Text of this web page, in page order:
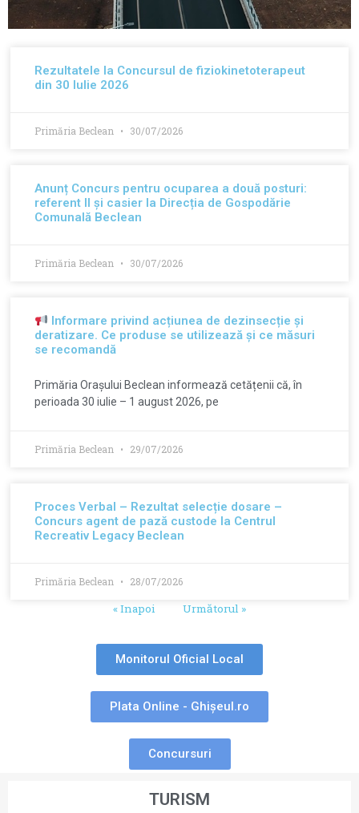
Varianta de ocolire a
orașului Beclean
Obiectiv FINALIZAT
Rezultatele la Concursul de fiziokinetoterapeut
din 30 Iulie 2026
Primăria Beclean 30/07/2026
Anunț Concurs pentru ocuparea a două posturi:
referent II și casier la Direcția de Gospodărie
Comunală Beclean
Primăria Beclean 30/07/2026
Informare privind acțiunea de dezinsecție și
deratizare. Ce produse se utilizează și ce măsuri
se recomandă
Primăria Orașului Beclean informează cetățenii că, în
perioada 30 iulie – 1 august 2026, pe
Primăria Beclean 29/07/2026
Proces Verbal – Rezultat selecție dosare –
Concurs agent de pază custode la Centrul
Recreativ Legacy Beclean
Primăria Beclean 28/07/2026
« Inapoi Următorul »
Monitorul Oficial Local
Plata Online - Ghișeul.ro
Concursuri
TURISM